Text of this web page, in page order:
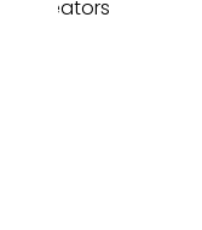
de creators